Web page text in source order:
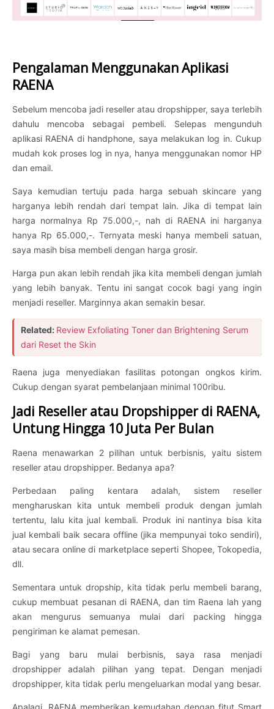
Pengalaman Menggunakan Aplikasi
RAENA
Sebelum mencoba jadi reseller atau dropshipper, saya terlebih
dahulu mencoba sebagai pembeli. Selepas mengunduh
aplikasi RAENA di handphone, saya melakukan log in. Cukup
mudah kok proses log in nya, hanya menggunakan nomor HP
dan email.
Saya kemudian tertuju pada harga sebuah skincare yang
harganya lebih rendah dari tempat lain. Jika di tempat lain
harga normalnya Rp 75.000,-, nah di RAENA ini harganya
hanya Rp 65.000,-. Ternyata meski hanya membeli satuan,
saya masih bisa membeli dengan harga grosir.
Harga pun akan lebih rendah jika kita membeli dengan jumlah
yang lebih banyak. Tentu ini sangat cocok bagi yang ingin
menjadi reseller. Marginnya akan semakin besar.
Related: Review Exfoliating Toner dan Brightening Serum
dari Reset the Skin
Raena juga menyediakan fasilitas potongan ongkos kirim.
Cukup dengan syarat pembelanjaan minimal 100ribu.
Jadi Reseller atau Dropshipper di RAENA,
Untung Hingga 10 Juta Per Bulan
Raena menawarkan 2 pilihan untuk berbisnis, yaitu sistem
reseller atau dropshipper. Bedanya apa?
Perbedaan paling kentara adalah, sistem reseller
mengharuskan kita untuk membeli produk dengan jumlah
tertentu, lalu kita jual kembali. Produk ini nantinya bisa kita
jual kembali baik secara offline (jika mempunyai toko sendiri),
atau secara online di marketplace seperti Shopee, Tokopedia,
dll.
Sementara untuk dropship, kita tidak perlu membeli barang,
cukup membuat pesanan di RAENA, dan tim Raena lah yang
akan mengurus semuanya mulai dari packing hingga
pengiriman ke alamat pemesan.
Bagi yang baru mulai berbisnis, saya rasa menjadi
dropshipper adalah pilihan yang tepat. Dengan menjadi
dropshipper, kita tidak perlu mengeluarkan modal yang besar.
Apalagi, RAENA memberikan kemudahan dengan fitut Smart